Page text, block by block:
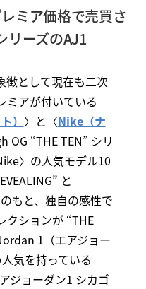
ミア価格で売買さ
リーズのAJ1
徴として現在も二次
ミアが付いている
） 〉と〈Nike（ナ
OG “THE TEN” シリ
〉の人気モデル10
と
もと、独自の感性で
クションが “THE
1（エアジョー
気を持っている
ジョーダン1 シカゴ